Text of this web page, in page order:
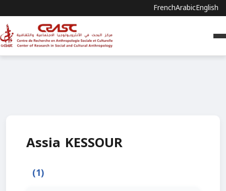
FrenchArabicEnglish
Assia KESSOUR
(1)